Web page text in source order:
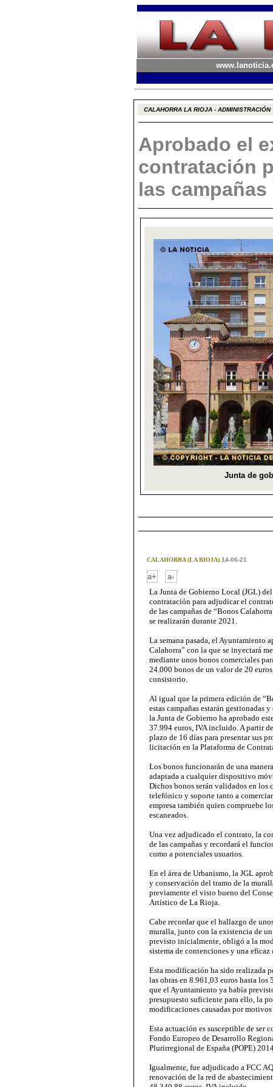
CALAHORRA LA RIOJA - ADMINISTRACIÓN
Aprobado el
contratación
las
CALAHORRA (LA RIOJA)14-06-21
a+
a-
La Junta de Gobierno Local (JGL)
contratación para adjudicar el
de las campañas de “Bonos
se realizarán durante 2021.
La semana pasada, el Ayuntamiento
Calahorra” con la que se inyectará
mediante unos bonos comerciales
24.000 bonos de un valor de 20
consistorio.
Al igual que la primera edición de
estas campañas estarán gestionadas
la Junta de Gobierno ha aprobado
37.994 euros, IVA incluido. A partir
plazo de 16 días para presentar sus
licitación en la Plataforma de
Los bonos funcionarán de una
adaptada a cualquier dispositivo
Dichos bonos serán validados en los
telefónico y soporte tanto a
empresa también quien compruebe
escaneados.
Una vez adjudicado el contrato, la
de las campañas y recordará el
como a potenciales usuarios.
En el área de Urbanismo, la JGL
y conservación del tramo de la
previamente el visto bueno del
Artístico de La Rioja.
Cabe recordar que el hallazgo de
muralla, junto con la existencia de
previsto inicialmente, obligó a la
sistema de contenciones y una
Esta modificación ha sido realizada
las obras en 8.961,03 euros hasta
que el Ayuntamiento ya había
presupuesto suficiente para ello, la
modificaciones causadas por
Esta actuación es susceptible de ser
Fondo Europeo de Desarrollo
Plurirregional de España (POPE)
Igualmente, fue adjudicado a FCC
renovación de la red de